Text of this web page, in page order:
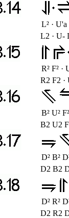
L² · U'a
L2 · U-
R² F² ·
R2 F2 ·
B² U²
B2 U2
D² B²
D2 B2
D² R²
D2 R2